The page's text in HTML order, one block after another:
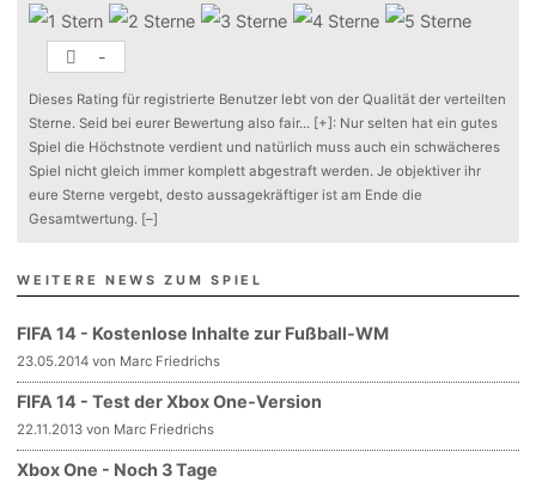
-
Dieses Rating für registrierte Benutzer lebt von der Qualität der verteilten
Sterne. Seid bei eurer Bewertung also fair... [+] : Nur selten hat ein gutes
Spiel die Höchstnote verdient und natürlich muss auch ein schwächeres
Spiel nicht gleich immer komplett abgestraft werden. Je objektiver ihr
eure Sterne vergebt, desto aussagekräftiger ist am Ende die
Gesamtwertung. [–]
WEITERE NEWS ZUM SPIEL
FIFA 14 - Kostenlose Inhalte zur Fußball-WM
23.05.2014 von Marc Friedrichs
FIFA 14 - Test der Xbox One-Version
22.11.2013 von Marc Friedrichs
Xbox One - Noch 3 Tage